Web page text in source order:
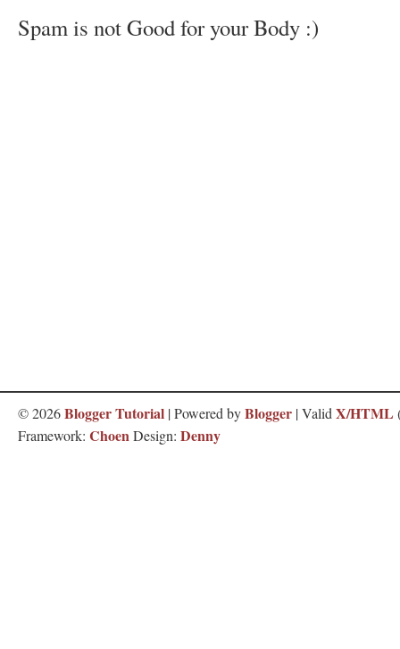
Spam is not Good for your Body :)
©2026Blogger Tutorial | Powered byBlogger | Valid X/HTML
Framework: ChoenDesign: Denny